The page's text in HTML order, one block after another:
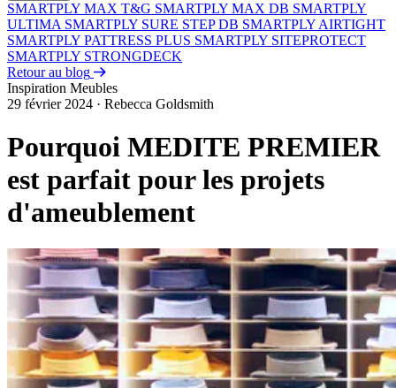
SMARTPLY MAX T&G SMARTPLY MAX DB SMARTPLY
ULTIMA SMARTPLY SURE STEP DB SMARTPLY AIRTIGHT
SMARTPLY PATTRESS PLUS SMARTPLY SITEPROTECT
SMARTPLY STRONGDECK
Retour au blog
Inspiration Meubles
29 février 2024 · Rebecca Goldsmith
Pourquoi MEDITE PREMIER
est parfait pour les projets
d'ameublement